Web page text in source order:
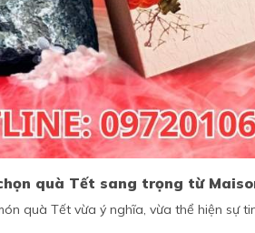
quà Tết sang trọng từ
quà Tết vừa ý nghĩa, vừa thể hiện sự